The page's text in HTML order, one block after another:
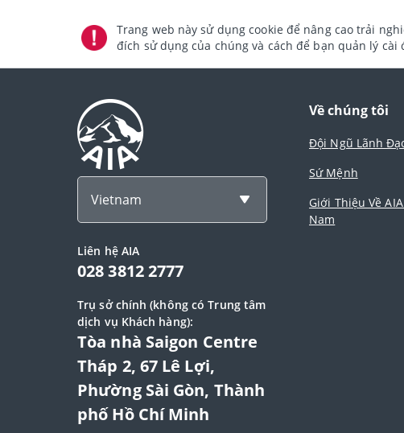
Trang web này sử dụng cookie để nâng cao trải
đích sử dụng của chúng và cách để bạn quản lý cài
Vietnam
Liên hệ AIA
028 3812 2777
Trụ sở chính (không có Trung tâm
dịch vụ Khách hàng):
Tòa nhà Saigon Centre
Tháp 2, 67 Lê Lợi,
Phường Sài Gòn, Thành
phố Hồ Chí Minh
Về chúng tôi
Đội Ngũ Lãnh
Sứ Mệnh
Giới Thiệu Về
Nam